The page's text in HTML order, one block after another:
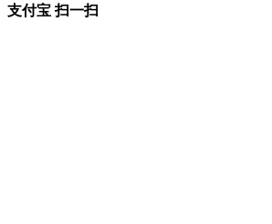
支付宝 扫一扫